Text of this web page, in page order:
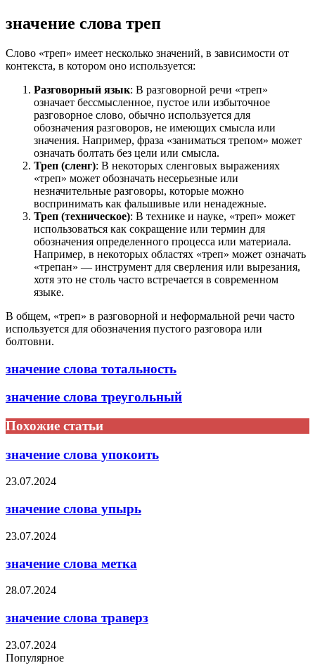
значение слова треп
Слово «треп» имеет несколько значений, в зависимости от
контекста, в котором оно используется:
Разговорный язык: В разговорной речи «треп»
означает бессмысленное, пустое или избыточное
разговорное слово, обычно используется для
обозначения разговоров, не имеющих смысла или
значения. Например, фраза «заниматься трепом» может
означать болтать без цели или смысла.
Треп (сленг): В некоторых сленговых выражениях
«треп» может обозначать несерьезные или
незначительные разговоры, которые можно
воспринимать как фальшивые или ненадежные.
Треп (техническое): В технике и науке, «треп» может
использоваться как сокращение или термин для
обозначения определенного процесса или материала.
Например, в некоторых областях «треп» может означать
«трепан» — инструмент для сверления или вырезания,
хотя это не столь часто встречается в современном
языке.
В общем, «треп» в разговорной и неформальной речи часто
используется для обозначения пустого разговора или
болтовни.
значение слова тотальность
значение слова треугольный
Похожие статьи
значение слова упокоить
23.07.2024
значение слова упырь
23.07.2024
значение слова метка
28.07.2024
значение слова траверз
23.07.2024
Популярное